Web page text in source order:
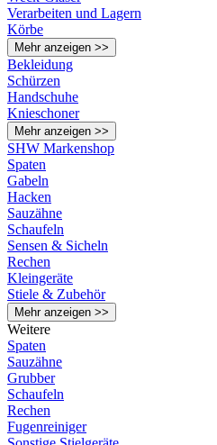
Verarbeiten und Lagern
Körbe
Mehr anzeigen >>
Bekleidung
Schürzen
Handschuhe
Knieschoner
Mehr anzeigen >>
SHW Markenshop
Spaten
Gabeln
Hacken
Sauzähne
Schaufeln
Sensen & Sicheln
Rechen
Kleingeräte
Stiele & Zubehör
Mehr anzeigen >>
Weitere
Spaten
Sauzähne
Grubber
Schaufeln
Rechen
Fugenreiniger